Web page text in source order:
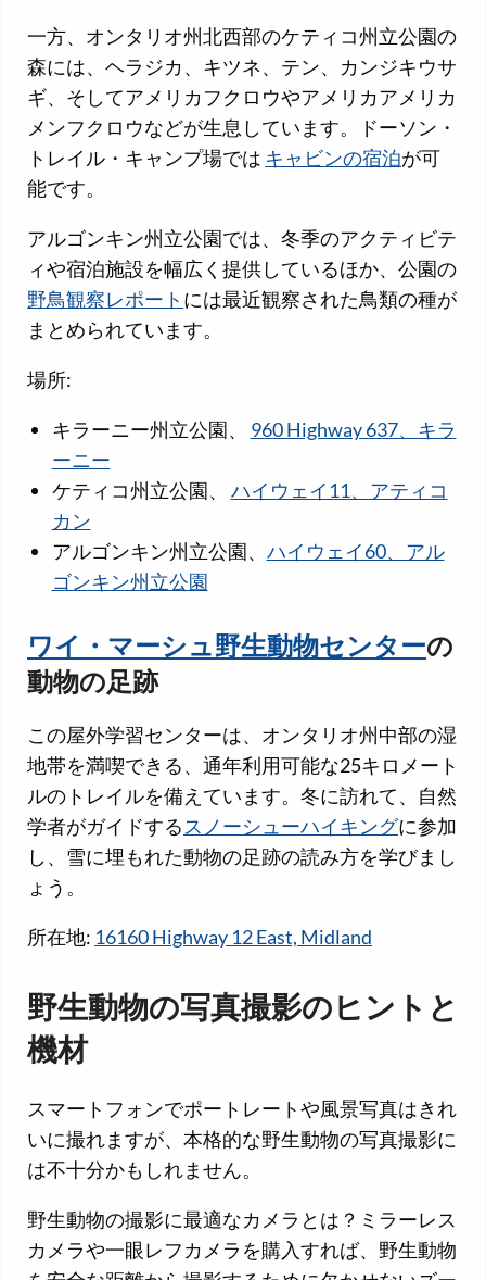
一方、オンタリオ州北西部のケティコ州立公園の
森には、ヘラジカ、キツネ、テン、カンジキウサ
ギ、そしてアメリカフクロウやアメリカアメリカ
メンフクロウなどが生息しています。ドーソン・
トレイル・キャンプ場では キャビンの宿泊が可
能です。
アルゴンキン州立公園では、冬季のアクティビテ
ィや宿泊施設を幅広く提供しているほか、公園の
野鳥観察レポート には最近観察された鳥類の種が
まとめられています。
場所:
キラーニー州立公園、 960 Highway 637、キラ
ーニー
ケティコ州立公園、 ハイウェイ11、アティコ
カン
アルゴンキン州立公園、 ハイウェイ60、アル
ゴンキン州立公園
ワイ・マーシュ野生動物センターの
動物の足跡
この屋外学習センターは、オンタリオ州中部の湿
地帯を満喫できる、通年利用可能な25キロメート
ルのトレイルを備えています。冬に訪れて、自然
学者がガイドする スノーシューハイキングに参加
し、雪に埋もれた動物の足跡の読み方を学びまし
ょう。
所在地: 16160 Highway 12 East, Midland
野生動物の写真撮影のヒントと
機材
スマートフォンでポートレートや風景写真はきれ
いに撮れますが、本格的な野生動物の写真撮影に
は不十分かもしれません。
野生動物の撮影に最適なカメラとは？ミラーレス
カメラや一眼レフカメラを購入すれば、野生動物